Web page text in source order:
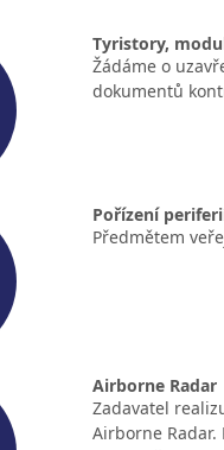
Tyristory,
Žádáme o
dokumentů
Pořízení
Předmětem
Airborne Radar
Zadavatel
Airborne Radar.